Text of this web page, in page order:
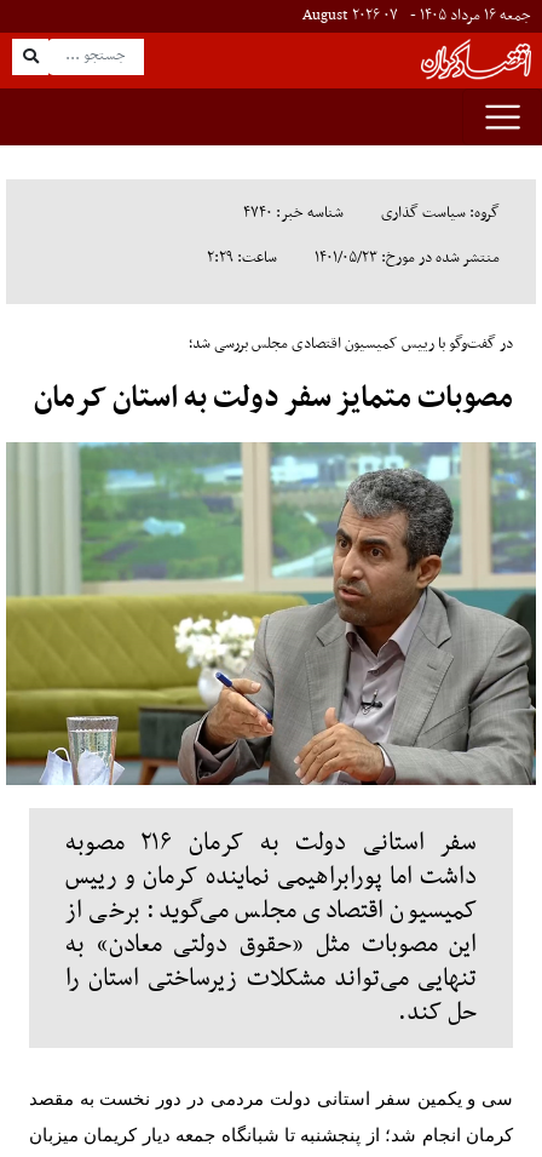
جمعه ۱۶ مرداد ۱۴۰۵ - ۰۷۲۰۲۶
گروه: سیاست گذاری
شناسه خبر: ۴۷۴۰
منتشر شده در مورخ: ۱۴۰۱/۰۵/۲۳
ساعت: ۲:۲۹
در گفت‌وگو با رییس کمیسیون اقتصادی مجلس بررسی شد؛
مصوبات متمایز سفر دولت به استان کرمان
سفر استانی دولت به کرمان ۲۱۶ مصوبه
داشت اما پورابراهیمی نماینده کرمان و رییس
کمیسیون اقتصادی مجلس می‌گوید: برخی از
این مصوبات مثل «حقوق دولتی معادن» به
تنهایی می‌تواند مشکلات زیرساختی استان را
حل کند.
سی و یکمین سفر استانی دولت مردمی در دور نخست به مقصد
کرمان انجام شد؛ از پنجشنبه تا شبانگاه جمعه دیار کریمان میزبان